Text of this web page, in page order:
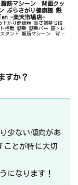
筋マシーン 背面クッ
ぶらさがり健康機 懸
-楽天市場店-
下がり健康器 高さ調整12段
搭載 懸垂 懸垂バー 筋トレ
タンド 腹筋マシーン 背面
すか？
少ない傾向があ
ことが特に大切
になります！